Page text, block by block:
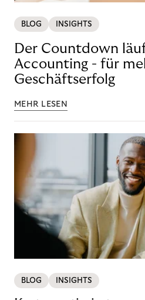
BLOG INSIGHTS
Der Countdown
Accounting - für
Geschäftserfolg
MEHR LESEN
BLOG INSIGHTS